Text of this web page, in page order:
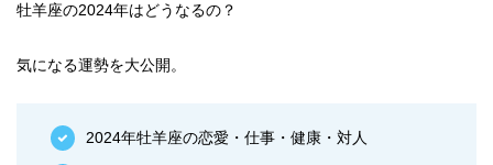
牡羊座の2024年はどうなるの？
気になる運勢を大公開。
2024年牡羊座の恋愛・仕事・健康・対人